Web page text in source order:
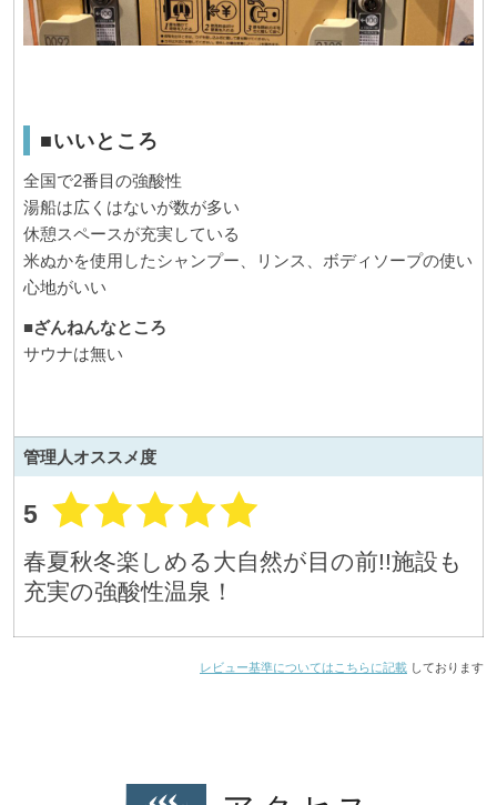
■いいところ
全国で2番目の強酸性
湯船は広くはないが数が多い
休憩スペースが充実している
米ぬかを使用したシャンプー、リンス、ボディソープの使い
心地がいい
■ざんねんなところ
サウナは無い
管理人オススメ度
5
春夏秋冬楽しめる大自然が目の前!!施設も
充実の強酸性温泉！
レビュー基準についてはこちらに記載 しております